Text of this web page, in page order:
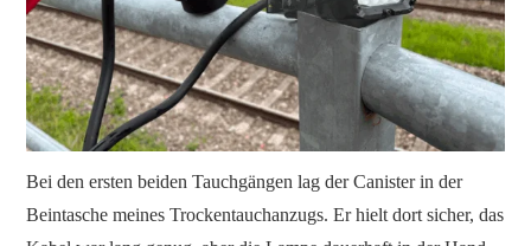
Bei den ersten beiden Tauchgängen lag der Canister in der
Beintasche meines Trockentauchanzugs. Er hielt dort sicher, das